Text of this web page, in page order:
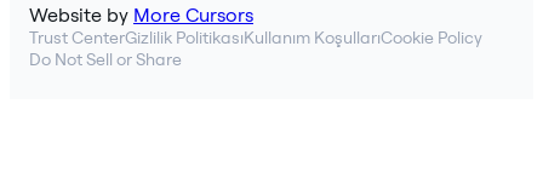
Website by More Cursors
Trust CenterGizlilik PolitikasıKullanım KoşullarıCookie Policy
Do Not Sell or Share